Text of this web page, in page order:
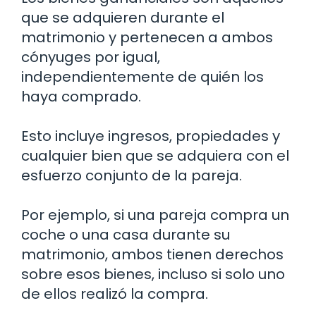
que se adquieren durante el
matrimonio y pertenecen a ambos
cónyuges por igual,
independientemente de quién los
haya comprado.
Esto incluye ingresos, propiedades y
cualquier bien que se adquiera con el
esfuerzo conjunto de la pareja.
Por ejemplo, si una pareja compra un
coche o una casa durante su
matrimonio, ambos tienen derechos
sobre esos bienes, incluso si solo uno
de ellos realizó la compra.